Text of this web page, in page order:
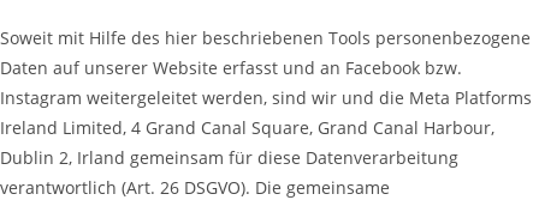
Soweit mit Hilfe des hier beschriebenen Tools personenbezogene
Daten auf unserer Website erfasst und an Facebook bzw.
Instagram weitergeleitet werden, sind wir und die Meta Platforms
Ireland Limited, 4 Grand Canal Square, Grand Canal Harbour,
Dublin 2, Irland gemeinsam für diese Datenverarbeitung
verantwortlich (Art. 26 DSGVO). Die gemeinsame